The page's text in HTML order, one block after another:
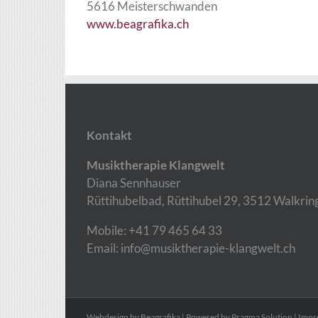
5616 Meisterschwanden
www.beagrafika.ch
Kontakt
Musiktherapie Klangwelt
Diana Sennhauser
Rüttihubelbad, Rüttihubel 29, 3512
Mobile: +41 79 465 64 33
Email: info@musiktherapie-klangwelt.ch